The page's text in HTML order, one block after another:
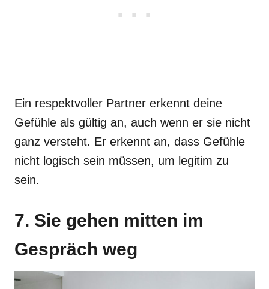
Ein respektvoller Partner erkennt deine
Gefühle als gültig an, auch wenn er sie nicht
ganz versteht. Er erkennt an, dass Gefühle
nicht logisch sein müssen, um legitim zu
sein.
7. Sie gehen mitten im
Gespräch weg